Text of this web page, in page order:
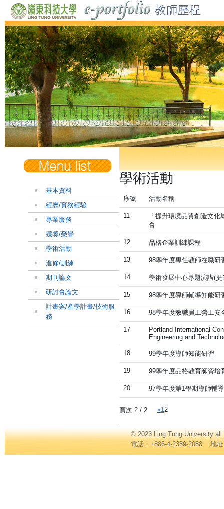
基本資料
經歷/實務經驗
專業服務
獲獎/榮譽
學術活動
進修/訓練
期刊論文
研討會論文
計畫案/產學計畫/技術服
務
學術活動
序號 活動名稱
11
「提升環境品質創造文
會
12 品格企業訓練課程
13 98學年度專任教師在職研
14 學術發展中心專題演講(
15 98學年度導師輔導知能研
16 98學年度教職員工勞工安
17
Portland International
Engineering and
18 99學年度導師知能研習
19 99學年度品格教育師資培
20 97學年度第1學期導師輔
頁次 2 / 2 «12
© 2023 Ling Tung University
電話：+886-4-2389-2088 地